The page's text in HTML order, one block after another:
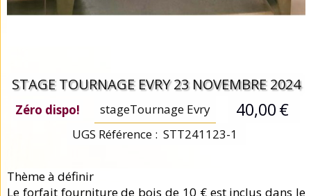
STAGE TOURNAGE EVRY 23 NOVEMBRE 2024
Zéro dispo! stageTournage Evry 40,00€
UGS Référence : STT241123-1
Thème à définir
Le forfait fourniture de bois de 10 € est inclus dans le